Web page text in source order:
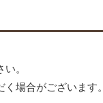
。
場合がございます。